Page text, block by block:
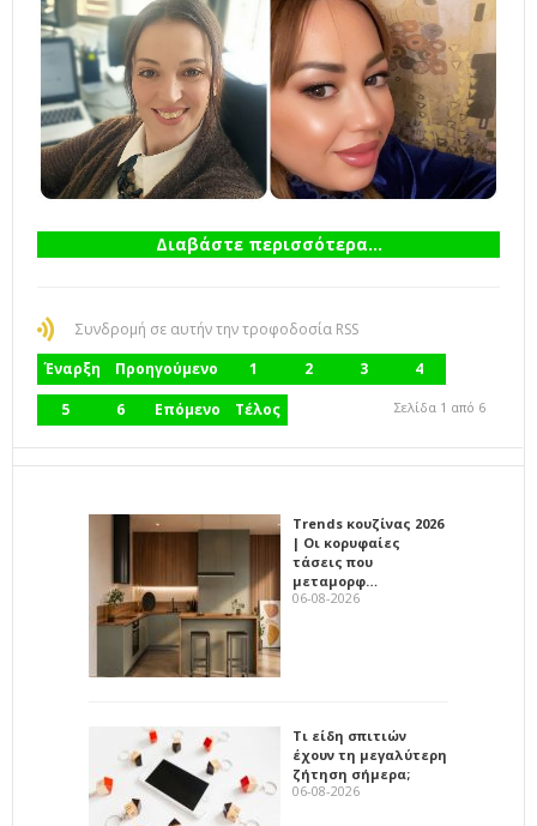
Διαβάστε περισσότερα...
Συνδρομή σε αυτήν την τροφοδοσία RSS
Έναρξη
Προηγούμενο 1 2 3
4
5
6 Επόμενο Τέλος Σελίδα 1 από 6
Trends κουζίνας 2026
| Οι κορυφαίες
τάσεις που
μεταμορφ…
06-08-2026
Τι είδη σπιτιών
έχουν τη μεγαλύτερη
ζήτηση σήμερα;
06-08-2026